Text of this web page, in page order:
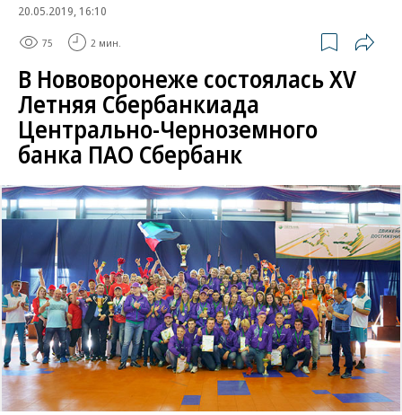
20.05.2019, 16:10
75 2 мин.
В Нововоронеже состоялась XV
Летняя Сбербанкиада
Центрально-Черноземного
банка ПАО Сбербанк